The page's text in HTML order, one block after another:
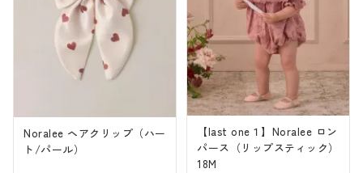
Noralee ヘアクリップ（ハー
ト/パール）
【last one１】Noralee ロン
パース（リップスティック）
18M